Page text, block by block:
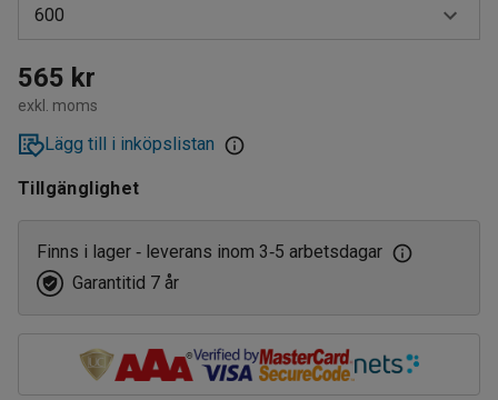
600
400
500
600
565 kr
exkl. moms
Lägg till i inköpslistan
Tillgänglighet
Finns i lager ‑ leverans inom 3‑5 arbetsdagar
Garantitid 7 år